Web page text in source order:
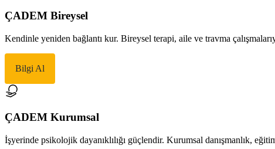
ÇADEM Bireysel
Kendinle yeniden bağlantı kur. Bireysel terapi, aile ve travma
Bilgi Al
ÇADEM Kurumsal
İşyerinde psikolojik dayanıklılığı güçlendir. Kurumsal danışmanlık,